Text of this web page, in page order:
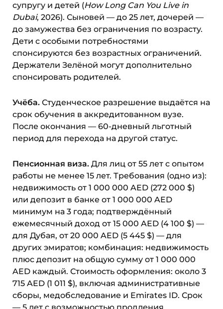
супругу и детей (How Long Can You Live in
Dubai, 2026). Сыновей — до 25 лет, дочерей —
до замужества без ограничения по возрасту.
Дети с особыми потребностями
спонсируются без возрастных ограничений.
Держатели Зелёной могут дополнительно
спонсировать родителей.
Учёба. Студенческое разрешение выдаётся на
срок обучения в аккредитованном вузе.
После окончания — 60-дневный льготный
период для перехода на другой статус.
Пенсионная виза. Для лиц от 55 лет с опытом
работы не менее 15 лет. Требования (одно из):
недвижимость от 1 000 000 AED (272 000 $)
или депозит в банке от 1 000 000 AED
минимум на 3 года; подтверждённый
ежемесячный доход от 15 000 AED (4 100 $) —
для Дубая, от 20 000 AED (5 445 $) — для
других эмиратов; комбинация: недвижимость
плюс депозит на общую сумму от 1 000 000
AED каждый. Стоимость оформления: около 3
715 AED (1 011 $), включая административные
сборы, медобследование и Emirates ID. Срок